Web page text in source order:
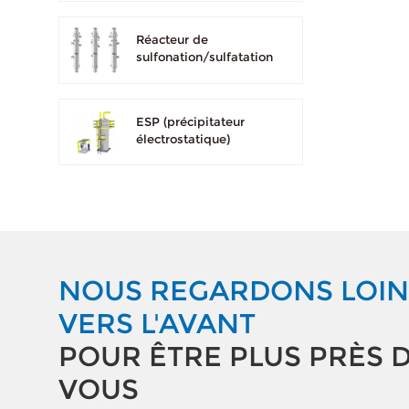
Réacteur de
sulfonation/sulfatation
ESP (précipitateur
électrostatique)
NOUS REGARDONS LOIN
VERS L'AVANT
POUR ÊTRE PLUS PRÈS
VOUS